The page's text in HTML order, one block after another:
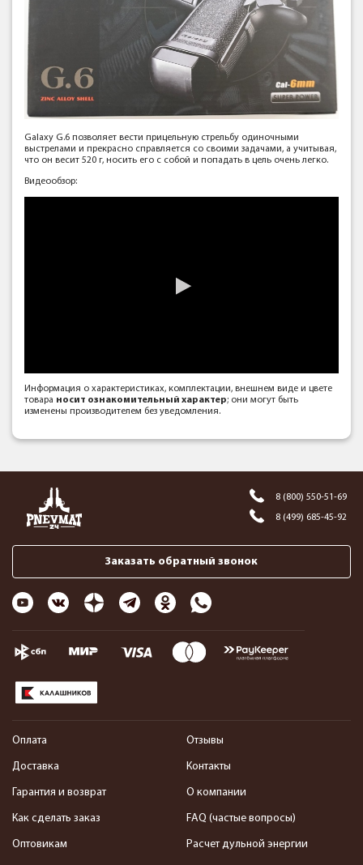
Galaxy G.6 позволяет вести прицельную стрельбу одиночными
выстрелами и прекрасно справляется со своими задачами, а учитывая,
что он весит 520 г, носить его с собой и попадать в цель очень легко.
Видеообзор:
Информация о характеристиках, комплектации, внешнем виде и цвете
товара носит ознакомительный характер; они могут быть
изменены производителем без уведомления.
8 (800) 550-51-69
8 (499) 685-45-92
Заказать обратный звонок
Оплата
Доставка
Гарантия и возврат
Как сделать заказ
Оптовикам
Отзывы
Контакты
О компании
FAQ (частые вопросы)
Расчет дульной энергии